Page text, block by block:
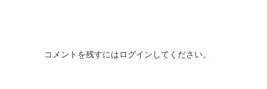
コメントを残すにはログインしてください。